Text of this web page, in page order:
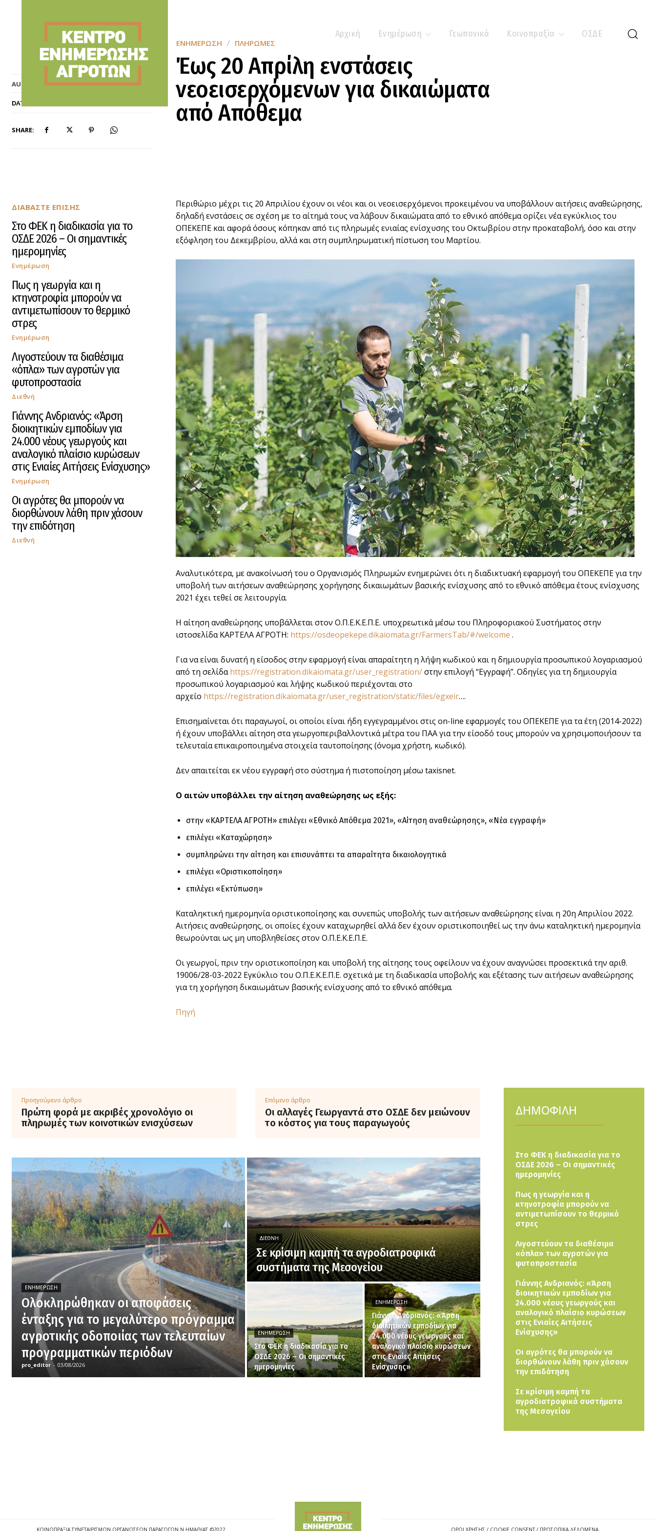
Αρχική Ενημέρωση Γεωπονικά Κοινοπραξία ΟΣΔΕ
AUTHOR: Kea_admin
DATE:
SHARE:
ΕΝΗΜΈΡΩΣΗ ΠΛΗΡΩΜΈΣ
Έως 20 Απρίλη ενστάσεις
νεοεισερχόμενων για δικαιώματα
από Απόθεμα
ΔΙΑΒΑΣΤΕ ΕΠΙΣΗΣ
Στο ΦΕΚ η διαδικασία για το
ΟΣΔΕ 2026 – Οι σημαντικές
ημερομηνίες
Ενημέρωση
Πως η γεωργία και η
κτηνοτροφία μπορούν να
αντιμετωπίσουν το θερμικό
στρες
Ενημέρωση
Λιγοστεύουν τα διαθέσιμα
«όπλα» των αγροτών για
φυτοπροστασία
Διεθνή
Γιάννης Ανδριανός: «Άρση
διοικητικών εμποδίων για
24.000 νέους γεωργούς και
αναλογικό πλαίσιο κυρώσεων
στις Ενιαίες Αιτήσεις Ενίσχυσης»
Ενημέρωση
Οι αγρότες θα μπορούν να
διορθώνουν λάθη πριν χάσουν
την επιδότηση
Διεθνή
Περιθώριο μέχρι τις 20 Απριλίου έχουν οι νέοι και οι νεοεισερχόμενοι προκειμένου να υποβάλλουν αιτήσεις αναθεώρησης,
δηλαδή ενστάσεις σε σχέση με το αίτημά τους να λάβουν δικαιώματα από το εθνικό απόθεμα ορίζει νέα εγκύκλιος του
ΟΠΕΚΕΠΕ και αφορά όσους κόπηκαν από τις πληρωμές ενιαίας ενίσχυσης του Οκτωβρίου στην προκαταβολή, όσο και στην
εξόφληση του Δεκεμβρίου, αλλά και στη συμπληρωματική πίστωση του Μαρτίου.
Αναλυτικότερα, με ανακοίνωσή του ο Οργανισμός Πληρωμών ενημερώνει ότι η διαδικτυακή εφαρμογή του ΟΠΕΚΕΠΕ για την
υποβολή των αιτήσεων αναθεώρησης χορήγησης δικαιωμάτων βασικής ενίσχυσης από το εθνικό απόθεμα έτους ενίσχυσης
2021 έχει τεθεί σε λειτουργία.
Η αίτηση αναθεώρησης υποβάλλεται στον Ο.Π.Ε.Κ.Ε.Π.Ε. υποχρεωτικά μέσω του Πληροφοριακού Συστήματος στην
ιστοσελίδα ΚΑΡΤΕΛΑ ΑΓΡΟΤΗ: https://osdeopekepe.dikaiomata.gr/FarmersTab/#/welcome .
Για να είναι δυνατή η είσοδος στην εφαρμογή είναι απαραίτητη η λήψη κωδικού και η δημιουργία προσωπικού λογαριασμού
από τη σελίδαhttps://registration.dikaiomata.gr/user_registration/στην επιλογή “Εγγραφή”. Οδηγίες για τη δημιουργία
προσωπικού λογαριασμού και λήψης κωδικού περιέχονται στο
αρχείο https://registration.dikaiomata.gr/user_registration/static/files/egxeir….
Επισημαίνεται ότι παραγωγοί, οι οποίοι είναι ήδη εγγεγραμμένοι στις οn-line εφαρμογές του ΟΠΕΚΕΠΕ για τα έτη (2014-2022)
ή έχουν υποβάλλει αίτηση στα γεωργοπεριβαλλοντικά μέτρα του ΠΑΑ για την είσοδό τους μπορούν να χρησιμοποιήσουν τα
τελευταία επικαιροποιημένα στοιχεία ταυτοποίησης (όνομα χρήστη, κωδικό).
Δεν απαιτείται εκ νέου εγγραφή στο σύστημα ή πιστοποίηση μέσω taxisnet.
Ο αιτών υποβάλλει την αίτηση αναθεώρησης ως εξής:
στην «ΚΑΡΤΕΛΑ ΑΓΡΟΤΗ» επιλέγει «Εθνικό Απόθεμα 2021», «Αίτηση αναθεώρησης», «Νέα εγγραφή»
επιλέγει «Καταχώρηση»
συμπληρώνει την αίτηση και επισυνάπτει τα απαραίτητα δικαιολογητικά
επιλέγει «Οριστικοποίηση»
επιλέγει «Εκτύπωση»
Καταληκτική ημερομηνία οριστικοποίησης και συνεπώς υποβολής των αιτήσεων αναθεώρησης είναι η 20η Απριλίου 2022.
Αιτήσεις αναθεώρησης, οι οποίες έχουν καταχωρηθεί αλλά δεν έχουν οριστικοποιηθεί ως την άνω καταληκτική ημερομηνία
θεωρούνται ως μη υποβληθείσες στον Ο.Π.Ε.Κ.Ε.Π.Ε.
Οι γεωργοί, πριν την οριστικοποίηση και υποβολή της αίτησης τους οφείλουν να έχουν αναγνώσει προσεκτικά την αριθ.
19006/28-03-2022 Εγκύκλιο του Ο.Π.Ε.Κ.Ε.Π.Ε. σχετικά με τη διαδικασία υποβολής και εξέτασης των αιτήσεων αναθεώρησης
για τη χορήγηση δικαιωμάτων βασικής ενίσχυσης από το εθνικό απόθεμα.
Πηγή
Προηγούμενο άρθρο
Πρώτη φορά με ακριβές χρονολόγιο οι
πληρωμές των κοινοτικών ενισχύσεων
Επόμενο άρθρο
Οι αλλαγές Γεωργαντά στο ΟΣΔΕ δεν μειώνουν
το κόστος για τους παραγωγούς
ΕΝΗΜΈΡΩΣΗ
Ολοκληρώθηκαν οι αποφάσεις
ένταξης για το μεγαλύτερο πρόγραμμα
αγροτικής οδοποιίας των τελευταίων
προγραμματικών περιόδων
pro_editor - 03/08/2026
ΔΙΕΘΝΉ
Σε κρίσιμη καμπή τα αγροδιατροφικά
συστήματα της Μεσογείου
ΕΝΗΜΈΡΩΣΗ
Στο ΦΕΚ η διαδικασία για το
ΟΣΔΕ 2026 – Οι σημαντικές
ημερομηνίες
ΕΝΗΜΈΡΩΣΗ
Γιάννης Ανδριανός: «Άρση
διοικητικών εμποδίων για
24.000 νέους γεωργούς και
αναλογικό πλαίσιο κυρώσεων
στις Ενιαίες Αιτήσεις
Ενίσχυσης»
ΔΗΜΟΦΙΛΗ
Στο ΦΕΚ η διαδικασία για το
ΟΣΔΕ 2026 – Οι σημαντικές
ημερομηνίες
Πως η γεωργία και η
κτηνοτροφία μπορούν να
αντιμετωπίσουν το θερμικό
στρες
Λιγοστεύουν τα διαθέσιμα
«όπλα» των αγροτών για
φυτοπροστασία
Γιάννης Ανδριανός: «Άρση
διοικητικών εμποδίων για
24.000 νέους γεωργούς και
αναλογικό πλαίσιο κυρώσεων
στις Ενιαίες Αιτήσεις
Ενίσχυσης»
Οι αγρότες θα μπορούν να
διορθώνουν λάθη πριν χάσουν
την επιδότηση
Σε κρίσιμη καμπή τα
αγροδιατροφικά συστήματα
της Μεσογείου